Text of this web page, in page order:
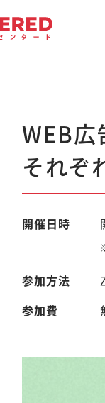
WEB広
それぞ
開催日時
参加方法
参加費